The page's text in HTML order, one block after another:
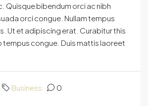
Quisque bibendum orci ac nibh
orci congue. Nullam tempus
Ut et adipiscing erat. Curabitur this
tempus congue. Duis mattis laoreet
Business 0